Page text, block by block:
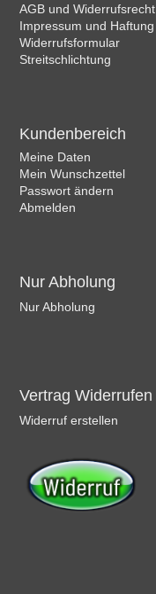
AGB und Widerrufsrecht
Impressum und Haftung
Widerrufsformular
Streitschlichtung
Kundenbereich
Meine Daten
Mein Wunschzettel
Passwort ändern
Abmelden
Nur Abholung
Nur Abholung
Vertrag Widerrufen
Widerruf erstellen